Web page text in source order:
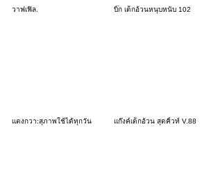
วาฟเฟิล. บิ๊ก เด็กอ้วนหนุบหนับ 102
เเตงกวา:สุภาพใช้ได้ทุกวัน แก๊งค์เด็กอ้วน สุดคิ้วท์ V.88